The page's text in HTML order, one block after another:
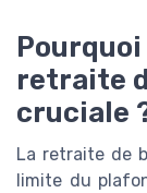
retraite
cruciale
La retraite de
limite du